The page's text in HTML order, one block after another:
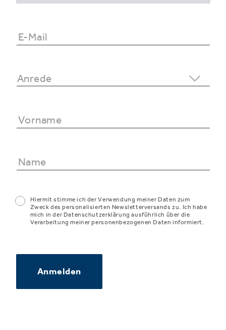
Hiermit stimme ich der Verwendung meiner Daten zum
Zweck des personalisierten Newsletterversands zu. Ich habe
mich in der Datenschutzerklärung ausführlich über die
Verarbeitung meiner personenbezogenen Daten informiert.
Anmelden